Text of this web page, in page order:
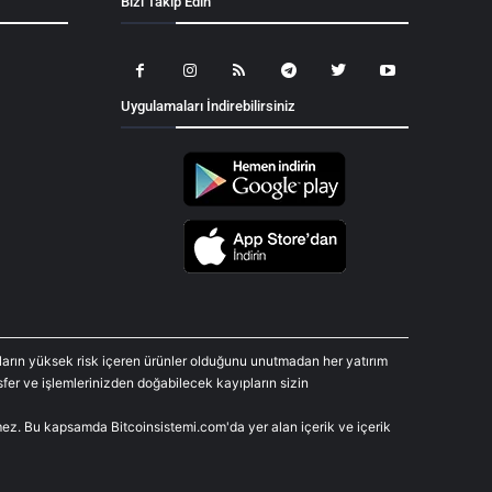
Uygulamaları İndirebilirsiniz
yüksek risk içeren ürünler olduğunu unutmadan her yatırım
ve işlemlerinizden doğabilecek kayıpların sizin
Bu kapsamda Bitcoinsistemi.com'da yer alan içerik ve içerik